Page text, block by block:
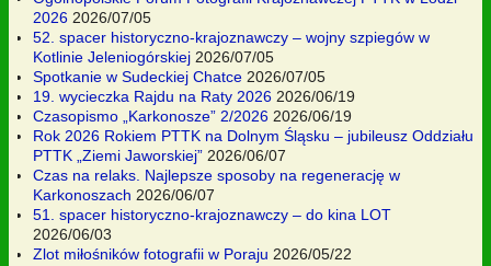
2026 2026/07/05
52. spacer historyczno-krajoznawczy – wojny szpiegów w
Kotlinie Jeleniogórskiej 2026/07/05
Spotkanie w Sudeckiej Chatce 2026/07/05
19. wycieczka Rajdu na Raty 2026 2026/06/19
Czasopismo „Karkonosze” 2/2026 2026/06/19
Rok 2026 Rokiem PTTK na Dolnym Śląsku – jubileusz Oddziału
PTTK „Ziemi Jaworskiej” 2026/06/07
Czas na relaks. Najlepsze sposoby na regenerację w
Karkonoszach 2026/06/07
51. spacer historyczno-krajoznawczy – do kina LOT
2026/06/03
Zlot miłośników fotografii w Poraju 2026/05/22